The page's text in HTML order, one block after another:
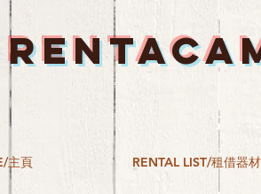
主頁 RENTAL LIST/租借器材